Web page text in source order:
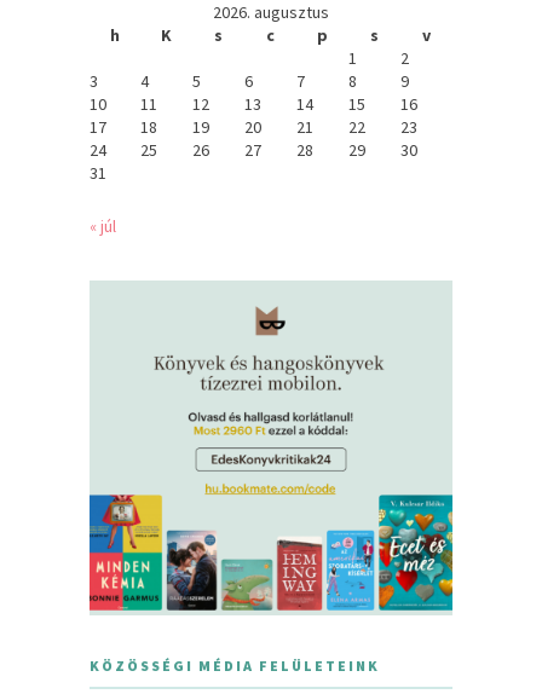
2026. augusztus
h
K s c p s
v
1
2
3
4 5 6 7 8
9
10
11 12 13 14 15
16
17
18 19 20 21 22
23
24
25 26 27 28 29
30
31
« júl
KÖZÖSSÉGI MÉDIA FELÜLETEINK